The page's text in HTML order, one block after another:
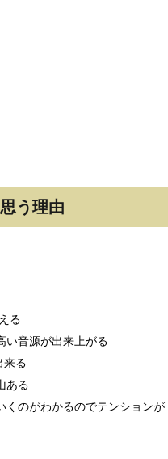
う理由
る
い音源が出来上がる
来る
ある
くのがわかるのでテンションが